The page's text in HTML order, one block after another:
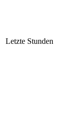
Letzte Stunden